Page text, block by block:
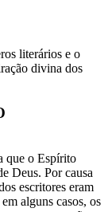
literários e o
divina dos
que o Espírito
Deus. Por causa
escritores eram
alguns casos, os